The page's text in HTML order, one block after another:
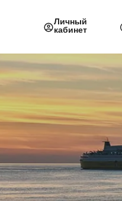
Личный
кабинет